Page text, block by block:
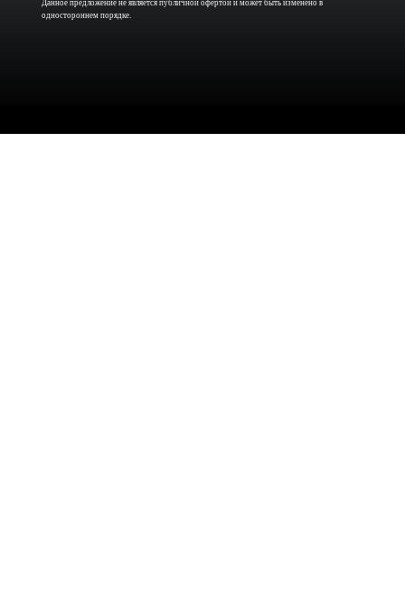
Данное предложение не является публичной офертой и может быть изменено в
одностороннем порядке.